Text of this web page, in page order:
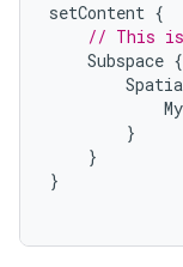
setContent {
// This is
Subspace {
}
}
}